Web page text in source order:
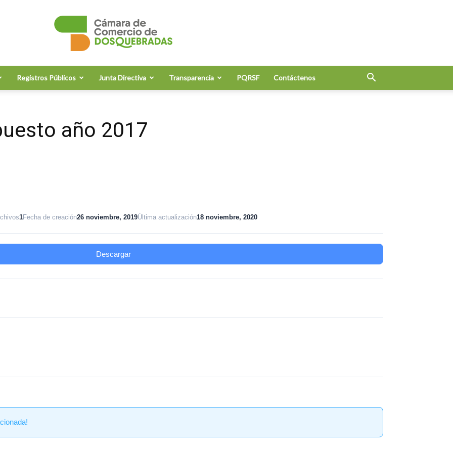
Cámara
Comercio
Registros Públicos Junta Directiva Transparencia PQRSF Contáctenos
año 2017
1Fecha de creación26 noviembre, 2019Última actualización18 noviembre, 2020
Descargar